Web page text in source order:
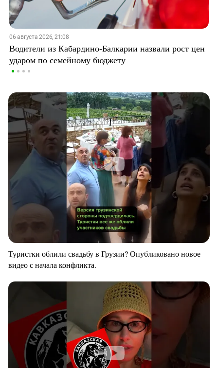
06 августа 2026, 21:08
Водители из Кабардино-Балкарии назвали рост цен
ударом по семейному бюджету
Туристки облили свадьбу в Грузии? Опубликовано новое
видео с начала конфликта.